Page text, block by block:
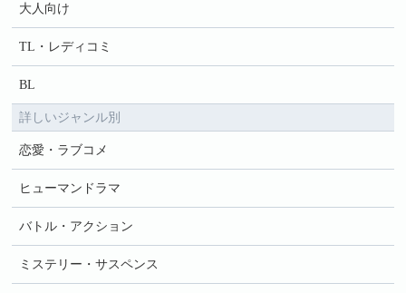
大人向け
TL・レディコミ
BL
詳しいジャンル別
恋愛・ラブコメ
ヒューマンドラマ
バトル・アクション
ミステリー・サスペンス